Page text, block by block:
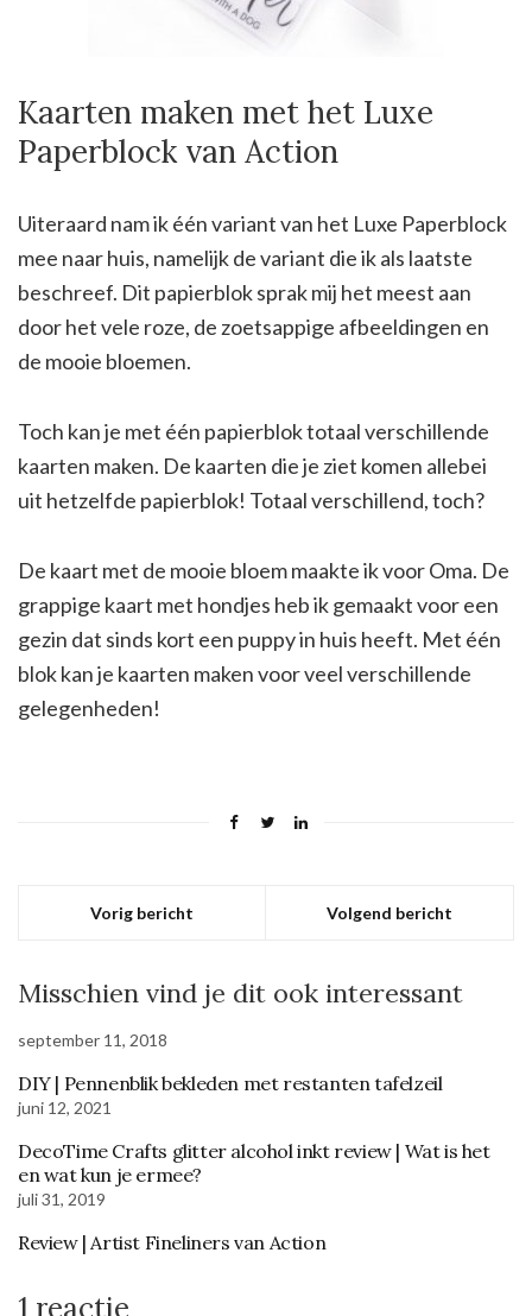
Kaarten maken met het Luxe
Paperblock van Action
Uiteraard nam ik één variant van het Luxe Paperblock
mee naar huis, namelijk de variant die ik als laatste
beschreef. Dit papierblok sprak mij het meest aan
door het vele roze, de zoetsappige afbeeldingen en
de mooie bloemen.
Toch kan je met één papierblok totaal verschillende
kaarten maken. De kaarten die je ziet komen allebei
uit hetzelfde papierblok! Totaal verschillend, toch?
De kaart met de mooie bloem maakte ik voor Oma. De
grappige kaart met hondjes heb ik gemaakt voor een
gezin dat sinds kort een puppy in huis heeft. Met één
blok kan je kaarten maken voor veel verschillende
gelegenheden!
Vorig bericht Volgend bericht
Misschien vind je dit ook interessant
september 11, 2018
DIY | Pennenblik bekleden met restanten tafelzeil
juni 12, 2021
DecoTime Crafts glitter alcohol inkt review | Wat is het
en wat kun je ermee?
juli 31, 2019
Review | Artist Fineliners van Action
1 reactie